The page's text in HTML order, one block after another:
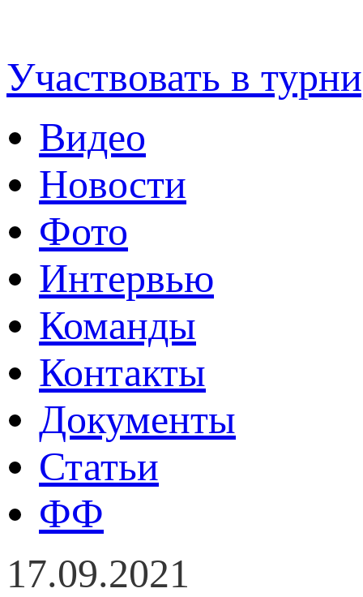
Участвовать в
Видео
Новости
Фото
Интервью
Команды
Контакты
Документы
Статьи
ФФ
17.09.2021